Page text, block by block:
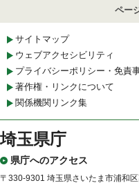
ペー
サイトマップ
ウェブアクセシビリティ
プライバシーポリシー・免責
著作権・リンクについて
関係機関リンク集
埼玉県庁
県庁へのアクセス
〒330-9301 埼玉県さいたま市浦和